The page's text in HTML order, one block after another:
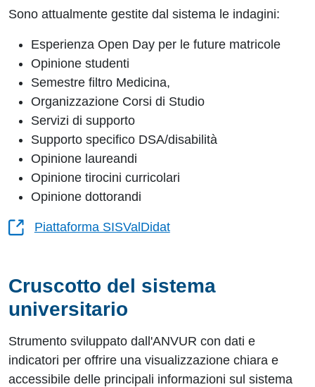
Sono attualmente gestite dal sistema le indagini:
Esperienza Open Day per le future matricole
Opinione studenti
Semestre filtro Medicina,
Organizzazione Corsi di Studio
Servizi di supporto
Supporto specifico DSA/disabilità
Opinione laureandi
Opinione tirocini curricolari
Opinione dottorandi
Piattaforma SISValDidat
Cruscotto del sistema
universitario
Strumento sviluppato dall'ANVUR con dati e
indicatori per offrire una visualizzazione chiara e
accessibile delle principali informazioni sul sistema